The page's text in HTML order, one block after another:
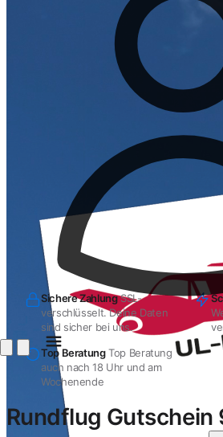
Sichere Zahlung SSL-
verschlüsselt. Deine Daten
sind sicher bei uns.
Top Beratung Top Beratung
auch nach 18 Uhr und am
Wochenende
Rundflug Gutschein